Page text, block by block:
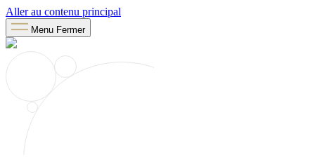
Aller au contenu principal
Menu Fermer